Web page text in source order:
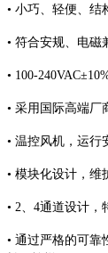
• 小巧、轻便、结
• 符合安规、电磁
• 100-
• 采用国际高端厂
• 温控风机，运行
• 模块化设计，维
• 2、4通道设计，
• 通过严格的可靠